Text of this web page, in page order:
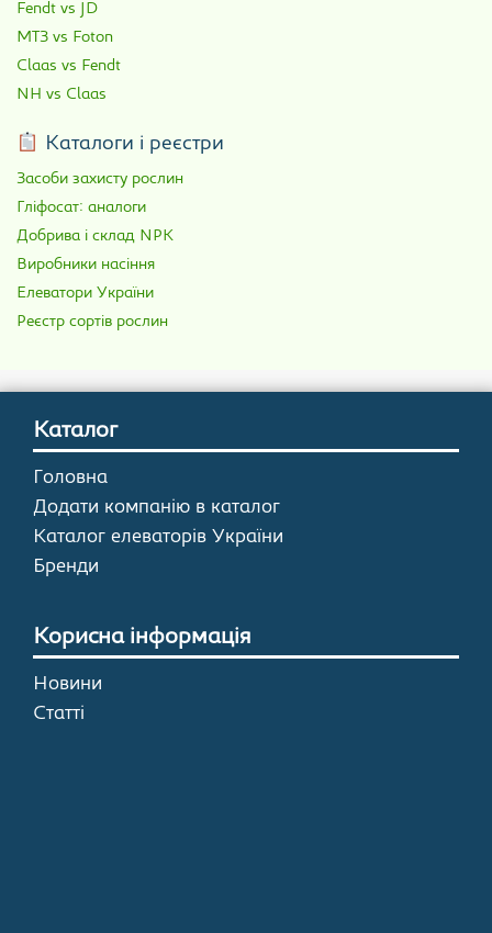
Fendt vs JD
МТЗ vs Foton
Claas vs Fendt
NH vs Claas
Каталоги і реєстри
Засоби захисту рослин
Гліфосат: аналоги
Добрива і склад NPK
Виробники насіння
Елеватори України
Реєстр сортів рослин
Каталог
Головна
Додати компанію в каталог
Каталог елеваторів України
Бренди
Корисна інформація
Новини
Статті